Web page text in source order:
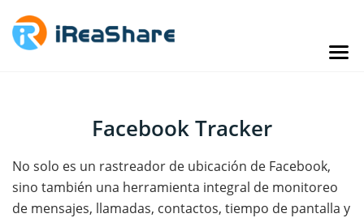
Facebook Tracker
No solo es un rastreador de ubicación de Facebook,
sino también una herramienta integral de monitoreo
de mensajes, llamadas, contactos, tiempo de pantalla y